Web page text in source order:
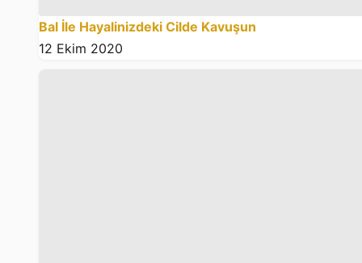
Bal İle Hayalinizdeki Cilde Kavuşun
12 Ekim 2020